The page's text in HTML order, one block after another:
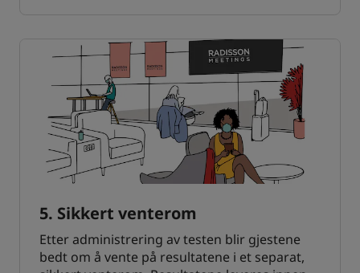
5. Sikkert venterom
Etter administrering av testen blir gjestene
bedt om å vente på resultatene i et separat,